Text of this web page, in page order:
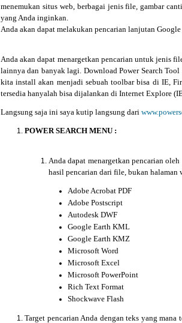
menemukan situs web, berbagai jenis file, gambar
yang Anda inginkan.
Anda akan dapat melakukan pencarian lanjutan
Anda akan dapat menargetkan pencarian untuk jenis
lainnya dan banyak lagi. Download Power Search
kita install akan menjadi sebuah toolbar bisa di IE,
tersedia hanyalah bisa dijalankan di Internet Explore
Langsung saja ini saya kutip langsung dari
POWER SEARCH MENU :
Anda dapat menargetkan pencarian
hasil pencarian dari file, bukan halaman
Adobe Acrobat PDF
Adobe Postscript
Autodesk DWF
Google Earth KML
Google Earth KMZ
Microsoft Word
Microsoft Excel
Microsoft PowerPoint
Rich Text Format
Shockwave Flash
Target pencarian Anda dengan teks yang